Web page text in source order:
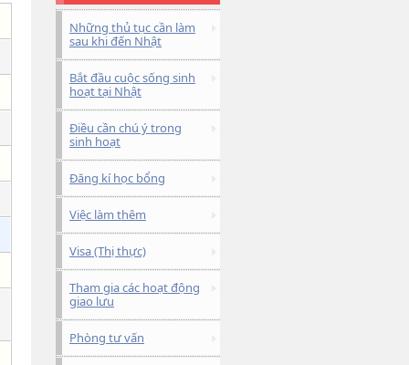
Những thủ tục cần làm
sau khi đến Nhật
Bắt đầu cuộc sống sinh
hoạt tại Nhật
Điều cần chú ý trong
sinh hoạt
Đăng kí học bổng
Việc làm thêm
Visa (Thị thực)
Tham gia các hoạt động
giao lưu
Phòng tư vấn